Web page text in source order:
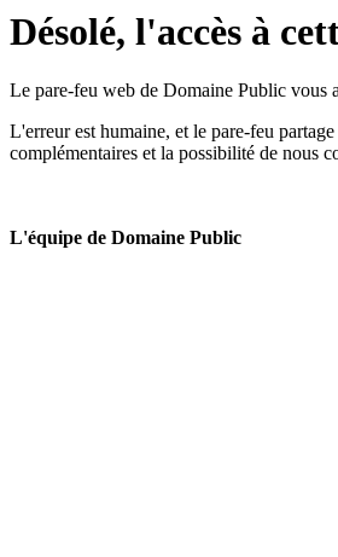
Désolé, l'accès à
Le pare-feu web de Domaine Public vous
L'erreur est humaine, et le pare-feu
complémentaires et la possibilité de nous
L'équipe de Domaine Public